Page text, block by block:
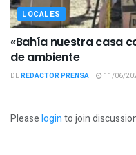
LOCALES
«Bahía nuestra casa
de ambiente
DEREDACTOR PRENSA 11/06/
Pleaseloginto join